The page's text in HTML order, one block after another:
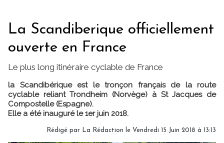
La Scandiberique officiellement
ouverte en France
Le plus long itinéraire cyclable de France
la Scandibérique est le tronçon français de la route
cyclable reliant Trondheim (Norvège) à St Jacques de
Compostelle (Espagne).
Elle a été inauguré le 1er juin 2018.
Rédigé par La Rédaction le Vendredi 15 Juin 2018 à 13:13